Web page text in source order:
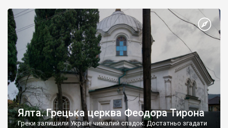
Ялта. Грецька церква Феодора Тирона
Греки залишили Україні чималий спадок. Достатньо згадати